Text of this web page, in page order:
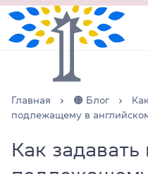
Главная 🟠 Блог
подлежащему в
Как